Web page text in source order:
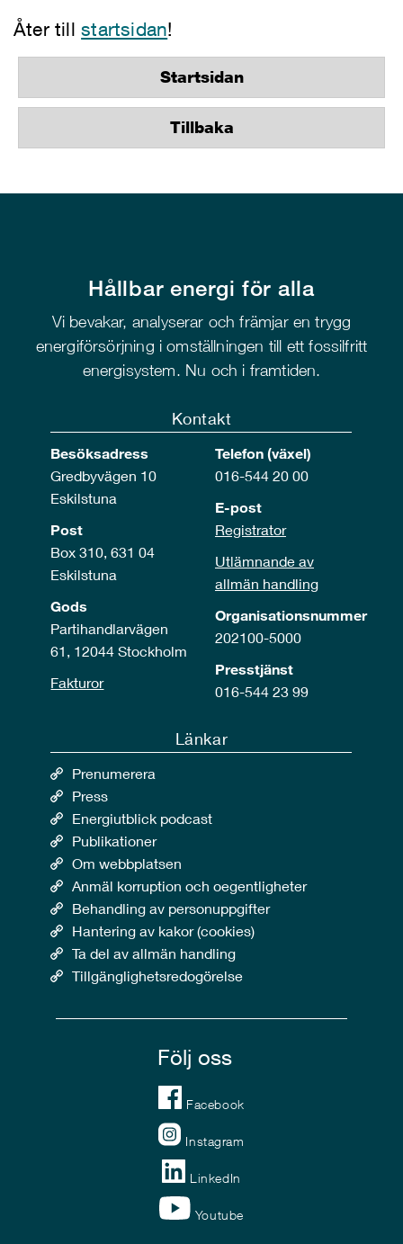
Åter tillstartsidan!
Startsidan
Tillbaka
Hållbar energi för alla
Vi bevakar, analyserar och främjar en trygg
energiförsörjning i omställningen till ett fossilfritt
energisystem. Nu och i framtiden.
Kontakt
Besöksadress
Gredbyvägen 10
Eskilstuna
Post
Box 310, 631 04
Eskilstuna
Gods
Partihandlarvägen
61, 12044 Stockholm
Fakturor
Telefon (växel)
016-544 20 00
E-post
Registrator
Utlämnande av
allmän handling
Organisationsnummer
202100-5000
Presstjänst
016-544 23 99
Länkar
Prenumerera
Press
Energiutblick podcast
Publikationer
Om webbplatsen
Anmäl korruption och oegentligheter
Behandling av personuppgifter
Hantering av kakor (cookies)
Ta del av allmän handling
Tillgänglighetsredogörelse
Följ oss
Facebook
Instagram
LinkedIn
Youtube